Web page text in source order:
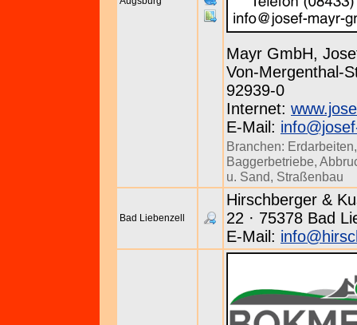
Mayr GmbH,
Von-Mergenthal-
92939-0
Internet:
E-Mail:
Branchen: Erdarbeiten
Baggerbetriebe,
u. Sand, Straßenbau
Bad Liebenzell
Hirschberger &
22 · 75378 Bad
E-Mail: